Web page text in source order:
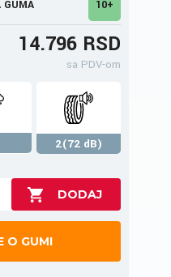
GUMA 10+
14.796 RSD
sa PDV-om
2(72 dB)
O GUMI